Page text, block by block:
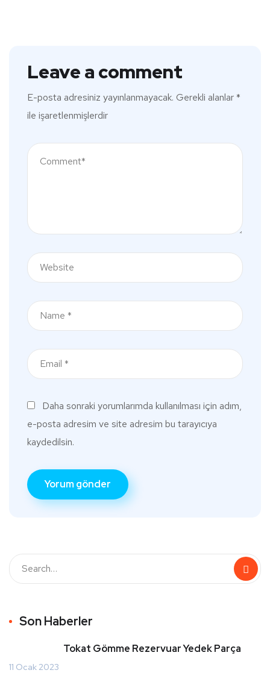
Leave a comment
E-posta adresiniz yayınlanmayacak. Gerekli alanlar*
ile işaretlenmişlerdir
Daha sonraki yorumlarımda kullanılması için adım,
e-posta adresim ve site adresim bu tarayıcıya
kaydedilsin.
Son Haberler
Tokat Gömme Rezervuar Yedek Parça
11 Ocak 2023